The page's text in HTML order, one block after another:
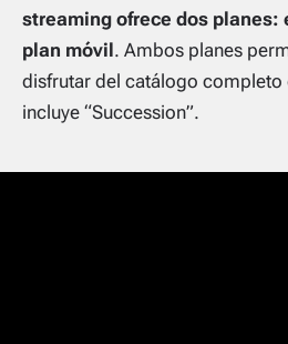
streaming ofrece dos planes:
plan móvil. Ambos planes
disfrutar del catálogo completo
incluye “Succession”.